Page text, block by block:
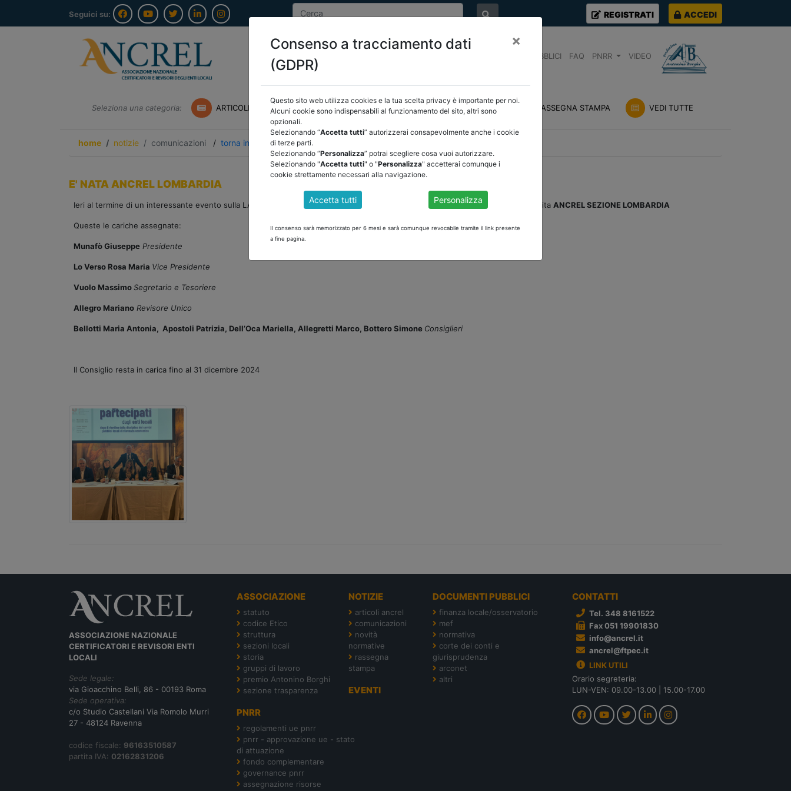
Seguici su: REGISTRATI ACCEDI
DOCUMENTI PUBBLICI FAQ PNRR VIDEO
Seleziona una categoria: ARTICOLI ANCREL COMUNICAZIONI NOVITÀ NORMATIVE RASSEGNA STAMPA VEDI TUTTE
home notizie comunicazioni / torna indietro
E' NATA ANCREL LOMBARDIA
Ieri al termine di un interessante evento sulla LA GOVERNANCE DEGLI ORGANISMI PARTECIPATI DAGLI ENTI LOCALI s i è costituita ANCREL SEZIONE LOMBARDIA
Queste le cariche assegnate:
Munafò GiuseppePresidente
Lo Verso Rosa Maria Vice Presidente
Vuolo MassimoSegretario e Tesoriere
Allegro Mariano Revisore Unico
Bellotti Maria Antonia, Apostoli Patrizia, Dell’Oca Mariella, Allegretti Marco, Bottero Simone Consiglieri
Il Consiglio resta in carica fino al 31 dicembre 2024
ASSOCIAZIONE NAZIONALE
CERTIFICATORI E REVISORI ENTI
LOCALI
Sede legale:
via Gioacchino Belli, 86 - 00193 Roma
Sede operativa:
c/o Studio Castellani Via Romolo Murri
27 - 48124 Ravenna
codice fiscale: 96163510587
partita IVA: 02162831206
ASSOCIAZIONE
statuto
codice Etico
struttura
sezioni locali
storia
gruppi di lavoro
premio Antonino Borghi
sezione trasparenza
NOTIZIE
articoli ancrel
comunicazioni
novità
normative
rassegna
stampa
EVENTI
DOCUMENTI PUBBLICI
finanza locale/osservatorio
mef
normativa
corte dei conti e
giurisprudenza
arconet
altri
PNRR
regolamenti ue pnrr
pnrr - approvazione ue - stato
di attuazione
fondo complementare
governance pnrr
assegnazione risorse
CONTATTI
Tel. 348 8161522
Fax 051 19901830
info@ancrel.it
ancrel@ftpec.it
LINK UTILI
Orario segreteria:
LUN-VEN: 09.00-13.00 | 15.00-17.00
Consenso a tracciamento dati
(GDPR)
×
Questo sito web utilizza cookies e la tua scelta privacy è importante per noi.
Alcuni cookie sono indispensabili al funzionamento del sito, altri sono
opzionali.
Selezionando “Accetta tutti” autorizzerai consapevolmente anche i cookie
di terze parti.
Selezionando “Personalizza” potrai scegliere cosa vuoi autorizzare.
Selezionando "Accetta tutti" o "Personalizza" accetterai comunque i
cookie strettamente necessari alla navigazione.
Accetta tutti Personalizza
Il consenso sarà memorizzato per 6 mesi e sarà comunque revocabile tramite il link presente
a fine pagina.